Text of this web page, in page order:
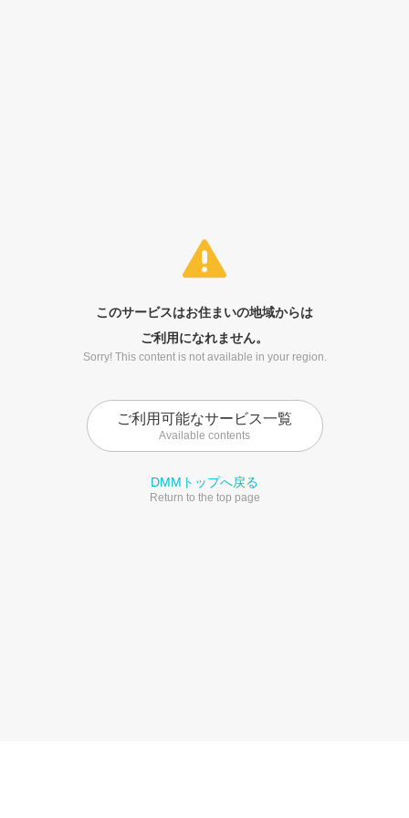
このサービスはお住まいの地域からは
ご利用になれません。
Sorry! This content is not available in your region.
ご利用可能なサービス一覧
Available contents
DMMトップへ戻る
Return to the top page